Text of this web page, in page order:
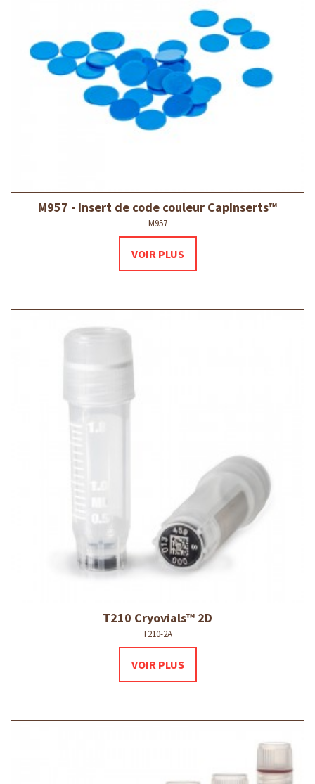
M957 - Insert de code couleur CapInserts™
M957
VOIR PLUS
T210 Cryovials™ 2D
T210-2A
VOIR PLUS